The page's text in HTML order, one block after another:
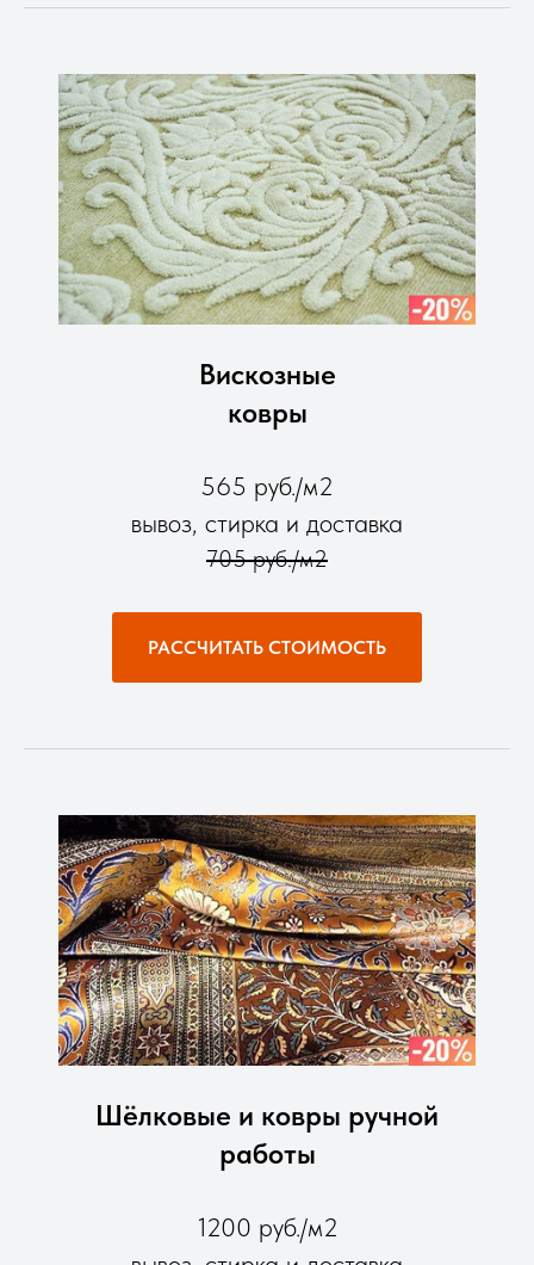
Вискозные
ковры
565 руб./м2
вывоз, стирка и доставка
705 руб./м2
РАССЧИТАТЬ СТОИМОСТЬ
Шёлковые и ковры ручной
работы
1200 руб./м2